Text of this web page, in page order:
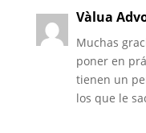
Vàlua
Muchas
poner en
tienen un
los que le